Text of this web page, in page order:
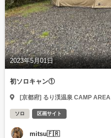
2023年5月01日
初ソロキャン①
[京都府] るり渓温泉 CAMP AREA
ソロ 区画サイト
mitsu🇫🇷